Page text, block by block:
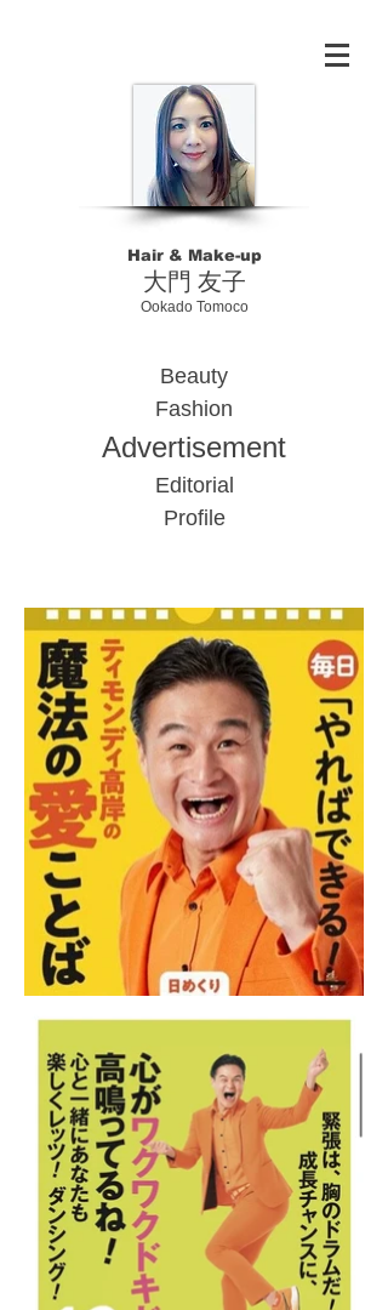
Hair & Make-up
​大門 友子
Ookado Tomoco
Beauty
Fashion
Advertisement
Editorial
Profile